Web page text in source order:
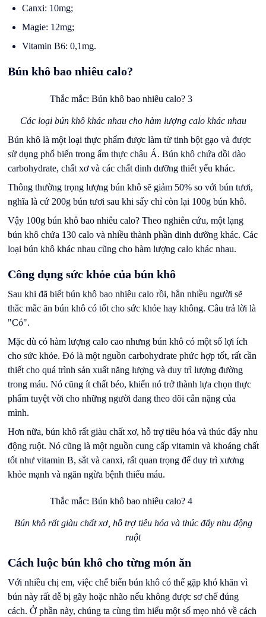
Canxi: 10mg;
Magie: 12mg;
Vitamin B6: 0,1mg.
Bún khô bao nhiêu calo?
Các loại bún khô khác nhau cho hàm lượng calo khác nhau
Bún khô là một loại thực phẩm được làm từ tinh bột gạo và được
sử dụng phổ biến trong ẩm thực châu Á. Bún khô chứa dồi dào
carbohydrate, chất xơ và các chất dinh dưỡng thiết yếu khác.
Thông thường trọng lượng bún khô sẽ giảm 50% so với bún tươi,
nghĩa là cứ 200g bún tươi sau khi sấy chỉ còn lại 100g bún khô.
Vậy 100g bún khô bao nhiêu calo? Theo nghiên cứu, một lạng
bún khô chứa 130 calo và nhiều thành phần dinh dưỡng khác. Các
loại bún khô khác nhau cũng cho hàm lượng calo khác nhau.
Công dụng sức khỏe của bún khô
Sau khi đã biết bún khô bao nhiêu calo rồi, hẳn nhiều người sẽ
thắc mắc ăn bún khô có tốt cho sức khỏe hay không. Câu trả lời là
"Có".
Mặc dù có hàm lượng calo cao nhưng bún khô có một số lợi ích
cho sức khỏe. Đó là một nguồn carbohydrate phức hợp tốt, rất cần
thiết cho quá trình sản xuất năng lượng và duy trì lượng đường
trong máu. Nó cũng ít chất béo, khiến nó trở thành lựa chọn thực
phẩm tuyệt vời cho những người đang theo dõi cân nặng của
mình.
Hơn nữa, bún khô rất giàu chất xơ, hỗ trợ tiêu hóa và thúc đẩy nhu
động ruột. Nó cũng là một nguồn cung cấp vitamin và khoáng chất
tốt như vitamin B, sắt và canxi, rất quan trọng để duy trì xương
khỏe mạnh và ngăn ngừa bệnh thiếu máu.
Bún khô rất giàu chất xơ, hỗ trợ tiêu hóa và thúc đẩy nhu động
ruột
Cách luộc bún khô cho từng món ăn
Với nhiều chị em, việc chế biến bún khô có thể gặp khó khăn vì
bún này rất dễ bị gãy hoặc nhão nếu không được sơ chế đúng
cách. Ở phần này, chúng ta cùng tìm hiểu một số mẹo nhỏ về cách